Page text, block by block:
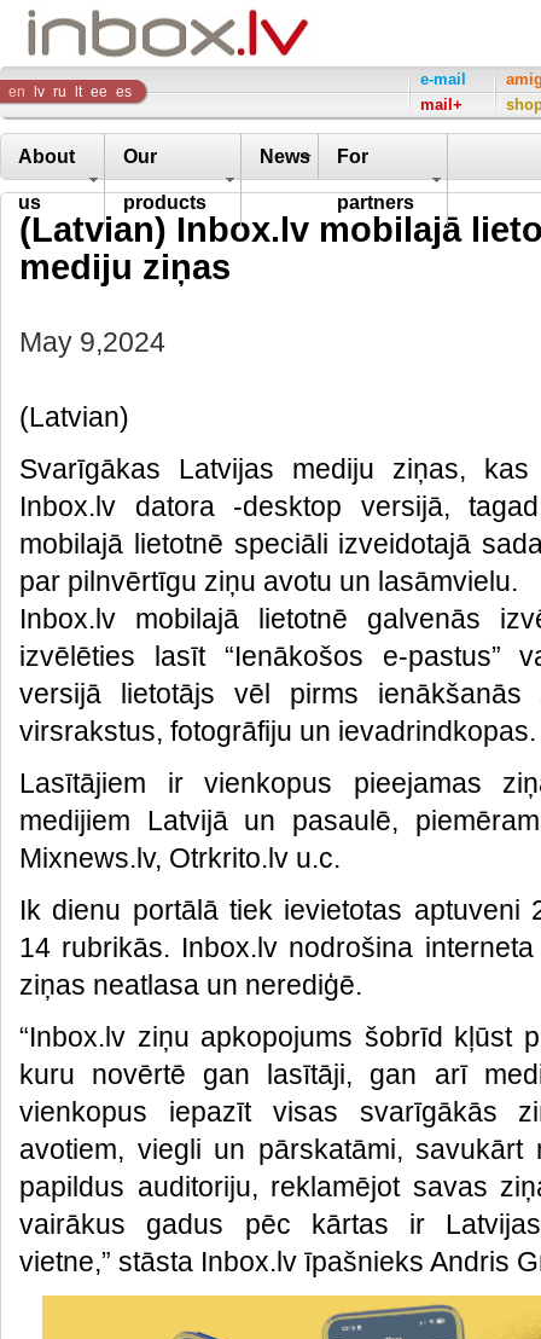
Inbox
Company
en lv ru lt ee es
e-mail
mail+
About
us
Our
products
News For
partners
(Latvian) Inbox.lv mobilajā
mediju ziņas
May 9,2024
(Latvian)
Svarīgākas Latvijas mediju ziņas,
Inbox.lv datora -desktop versijā,
mobilajā lietotnē speciāli izveidotajā
par pilnvērtīgu ziņu avotu un lasāmvielu.
Inbox.lv mobilajā lietotnē galvenās
izvēlēties lasīt “Ienākošos e-pastus”
versijā lietotājs vēl pirms
virsrakstus, fotogrāfiju un ievadrindkopas.
Lasītājiem ir vienkopus pieejamas
medijiem Latvijā un pasaulē,
Mixnews.lv, Otrkrito.lv u.c.
Ik dienu portālā tiek ievietotas aptuveni
14 rubrikās. Inbox.lv nodrošina
ziņas neatlasa un nerediģē.
“Inbox.lv ziņu apkopojums šobrīd kļūst
kuru novērtē gan lasītāji, gan arī
vienkopus iepazīt visas svarīgākās
avotiem, viegli un pārskatāmi,
papildus auditoriju, reklamējot savas
vairākus gadus pēc kārtas ir
vietne,” stāsta Inbox.lv īpašnieks Andris